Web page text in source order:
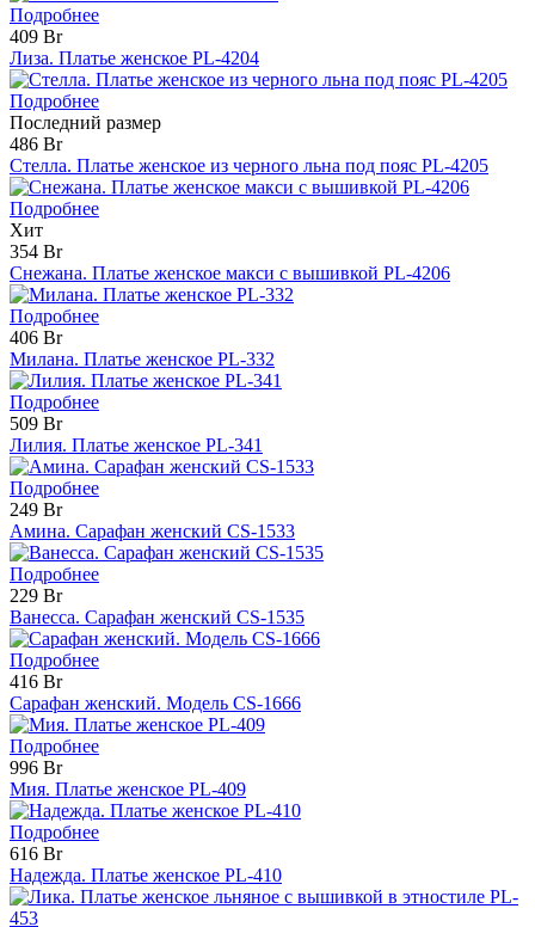
Подробнее
409 Br
Лиза. Платье женское PL-4204
Подробнее
Последний размер
486 Br
Стелла. Платье женское из черного льна под пояс PL-4205
Подробнее
Хит
354 Br
Снежана. Платье женское макси с вышивкой PL-4206
Подробнее
406 Br
Милана. Платье женское PL-332
Подробнее
509 Br
Лилия. Платье женское PL-341
Подробнее
249 Br
Амина. Сарафан женский CS-1533
Подробнее
229 Br
Ванесса. Сарафан женский CS-1535
Подробнее
416 Br
Сарафан женский. Модель CS-1666
Подробнее
996 Br
Мия. Платье женское PL-409
Подробнее
616 Br
Надежда. Платье женское PL-410